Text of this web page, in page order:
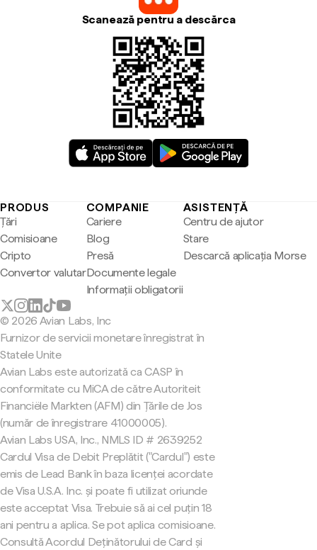
Scanează pentru a descărca
PRODUS
Țări
Comisioane
Cripto
Convertor valutar
COMPANIE
Cariere
Blog
Presă
Documente legale
Informații obligatorii
ASISTENȚĂ
Centru de ajutor
Stare
Descarcă aplicația Morse
© 2026 Avian Labs, Inc
Furnizor de servicii monetare înregistrat în
Statele Unite
Avian Labs este autorizată ca CASP în
conformitate cu MiCA de către Autoriteit
Financiële Markten (AFM) din Țările de Jos
(număr de înregistrare 41000005).
Avian Labs USA, Inc., NMLS ID # 2639252
Cardul Visa de Debit Preplătit ("Cardul") este
emis de Lead Bank în baza licenței acordate
de Visa U.S.A. Inc. și poate fi utilizat oriunde
este acceptat Visa. Trebuie să ai cel puțin 18
ani pentru a aplica. Se pot aplica comisioane.
Consultă Acordul Deținătorului de Card și